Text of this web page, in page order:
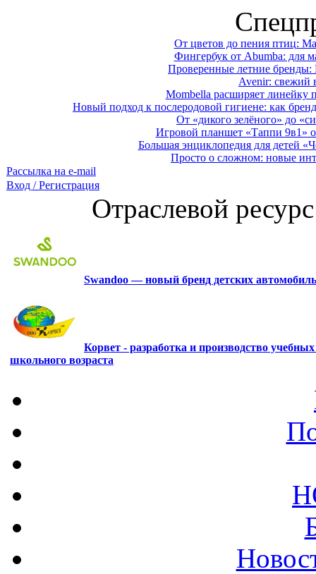
От цветов до пения птиц:
Фингербук от Abumba: для
Проверенные летние
Avenir: свежий
Mombella расширяет линейку
Новый подход к послеродовой гигиене: как
От «дикого зелёного» до
Игровой планшет «Таппи 9в1»
Большая энциклопедия для детей
Просто о сложном: новые
Рассылка на e-mail
Вход / Регистрация
Отраслевой
Swandoo — новый бренд детских
Корвет - разработка и производство
школьного возраста